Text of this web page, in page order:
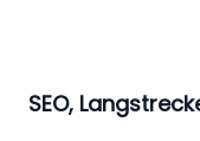
SEO,